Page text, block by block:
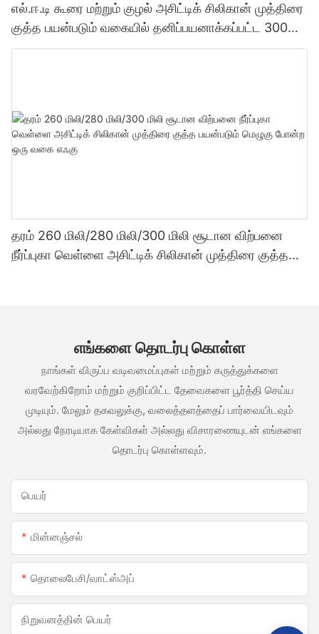
எல்.ஈ.டி கூரை மற்றும் குழல் அசிட்டிக் சிலிகான் முத்திரை
குத்த பயன்படும் வகையில் தனிப்பயனாக்கப்பட்ட 300
மில்லி தொழிற்சாலை விலை வெளிப்படைத்தன்மை
தரம் 260 மிலி/280 மிலி/300 மிலி சூடான விற்பனை
நீர்ப்புகா வெள்ளை அசிட்டிக் சிலிகான் முத்திரை குத்த
எங்களை தொடர்பு கொள்ள
நாங்கள் விருப்ப வடிவமைப்புகள் மற்றும் கருத்துக்களை
வரவேற்கிறோம் மற்றும் குறிப்பிட்ட தேவைகளை பூர்த்தி செய்ய
முடியும். மேலும் தகவலுக்கு, வலைத்தளத்தைப் பார்வையிடவும்
அல்லது நேரடியாக கேள்விகள் அல்லது விசாரணையுடன் எங்களை
தொடர்பு கொள்ளவும்.
பெயர்
மின்னஞ்சல்
தொலைபேசி/வாட்ஸ்அப்
நிறுவனத்தின் பெயர்